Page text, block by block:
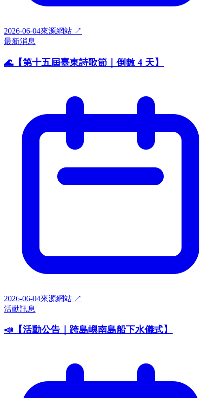
2026-06-04來源網站 ↗
最新消息
🌊【第十五屆臺東詩歌節｜倒數 4 天】
2026-06-04來源網站 ↗
活動訊息
📣【活動公告｜跨島嶼南島船下水儀式】